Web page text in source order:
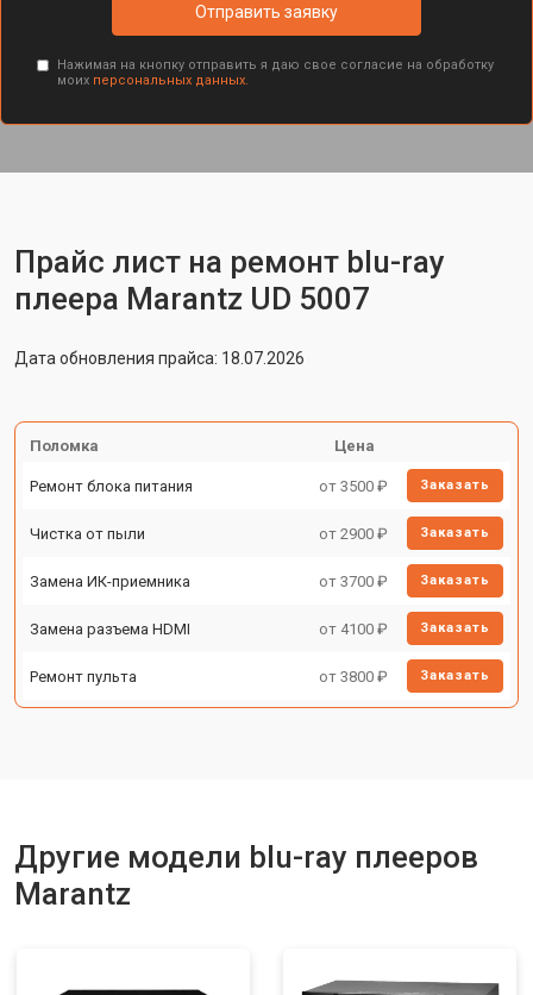
Отправить заявку
Нажимая на кнопку отправить я даю свое согласие на обработку
моих персональных данных.
Прайс лист на ремонт blu-ray
плеера Marantz UD 5007
Дата обновления прайса: 18.07.2026
Поломка Цена
Ремонт блока питания от 3500 ₽ Заказать
Чистка от пыли от 2900 ₽ Заказать
Замена ИК-приемника от 3700 ₽ Заказать
Замена разъема HDMI от 4100 ₽ Заказать
Ремонт пульта от 3800 ₽ Заказать
Другие модели blu-ray плееров
Marantz